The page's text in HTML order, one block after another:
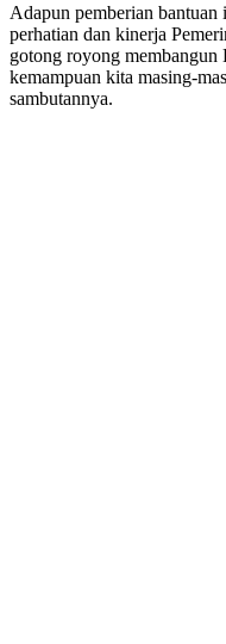
Adapun pemberian bantuan
perhatian dan kinerja
gotong royong membangun
kemampuan kita masing-
sambutannya.